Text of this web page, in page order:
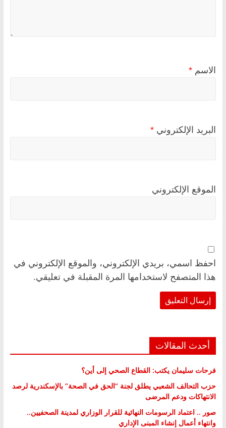
الاسم *
البريد الإلكتروني *
الموقع الإلكتروني
احفظ اسمي، بريدي الإلكتروني، والموقع الإلكتروني في
هذا المتصفح لاستخدامها المرة المقبلة في تعليقي.
أحدث المقالات
فرحات سليمان يكتب: القطاع الصحي إلى أين؟
حزب التحالف الشعبي يطلق لجنة “الحق في الصحة” بالإسكندرية لرصد
الانتهاكات ودعم المرضى
صور .. اعتماد الرسومات النهائية للقرار الوزاري لمدينة الصحفيين..
وانتهاء أعمال إنشاء المبنى الإداري